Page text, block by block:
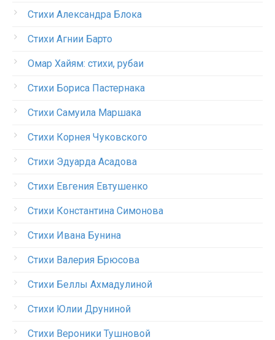
Стихи Александра Блока
Стихи Агнии Барто
Омар Хайям: стихи, рубаи
Стихи Бориса Пастернака
Стихи Самуила Маршака
Стихи Корнея Чуковского
Стихи Эдуарда Асадова
Стихи Евгения Евтушенко
Стихи Константина Симонова
Стихи Ивана Бунина
Стихи Валерия Брюсова
Стихи Беллы Ахмадулиной
Стихи Юлии Друниной
Стихи Вероники Тушновой